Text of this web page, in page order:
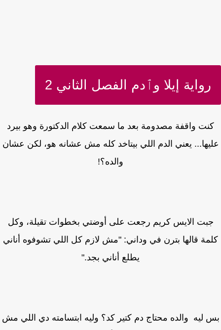
رواية إيلا وٱدم الفصل الثاني 2
واقفة مصدومة بعد ما سمعت كلام الدكتورة وهو بيرد
يعني الدم اللي بيتاخد كله مش عشانه هو، لكن عشان
والده؟!
الايس كريم رجعت على أوضتي بخطوات تقيلة، وكل
قالها بترن في وداني: "مش لازم كل اللي تشوفوه أناني
يطلع أناني بجد."
ليه والده محتاج دم كتير كد؟ وليه ابتسامته دي اللي مش